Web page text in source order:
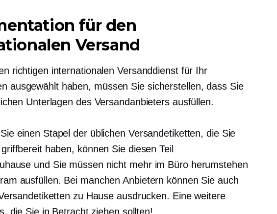
für den
Versand
richtigen internationalen Versanddienst für Ihr
ausgewählt haben, müssen Sie sicherstellen, dass Sie
Unterlagen des Versandanbieters ausfüllen.
einen Stapel der üblichen Versandetiketten, die Sie
haben, können Sie diesen Teil
und Sie müssen nicht mehr im Büro herumstehen
ausfüllen. Bei manchen Anbietern können Sie auch
zu Hause ausdrucken. Eine weitere
die Sie in Betracht ziehen sollten!